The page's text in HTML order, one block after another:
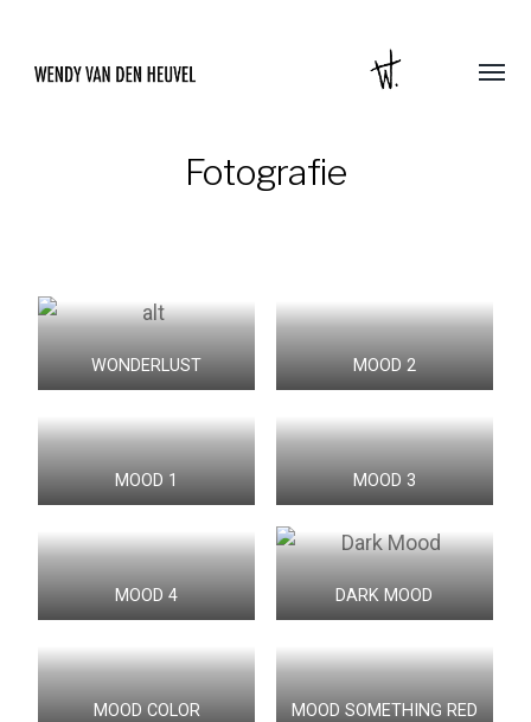
Fotografie
WONDERLUST MOOD 2
MOOD 1 MOOD 3
MOOD 4 DARK MOOD
MOOD COLOR MOOD SOMETHING RED